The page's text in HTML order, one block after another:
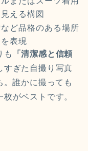
える構図
ど品格のある場所
表現
も
「清潔感と信頼
すぎた自撮り写真
誰かに撮っても
がベストです。